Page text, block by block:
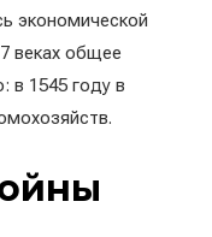
экономической
веках общее
в 1545 году в